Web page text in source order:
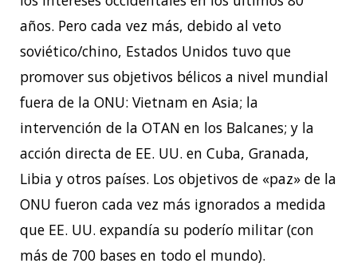
años. Pero cada vez más, debido al veto
soviético/chino, Estados Unidos tuvo que
promover sus objetivos bélicos a nivel mundial
fuera de la ONU: Vietnam en Asia; la
intervención de la OTAN en los Balcanes; y la
acción directa de EE. UU. en Cuba, Granada,
Libia y otros países. Los objetivos de «paz» de la
ONU fueron cada vez más ignorados a medida
que EE. UU. expandía su poderío militar (con
más de 700 bases en todo el mundo).